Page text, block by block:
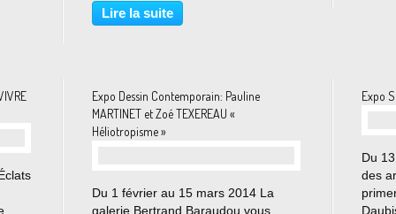
de Picauville, dans la Manche, à une
quarantaine de kilomètres de
Lire la suite
Expo Dessin Contemporain: Pauline
MARTINET et Zoé TEXEREAU «
Héliotropisme »
Du 1 février au 15 mars 2014 La
galerie Bertrand Baraudou vous
Expo
Du
des